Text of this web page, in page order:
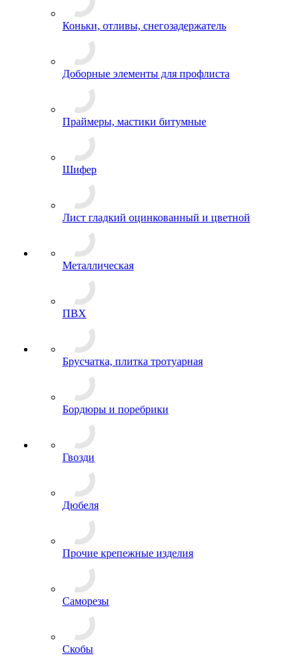
Коньки, отливы, снегозадержатель
Доборные элементы для профлиста
Праймеры, мастики битумные
Шифер
Лист гладкий оцинкованный и цветной
Металлическая
ПВХ
Брусчатка, плитка тротуарная
Бордюры и поребрики
Гвозди
Дюбеля
Прочие крепежные изделия
Саморезы
Скобы